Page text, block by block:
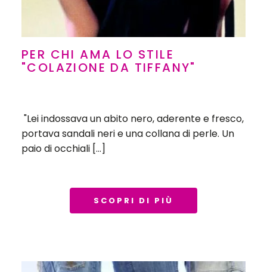
PER CHI AMA LO STILE
"COLAZIONE DA TIFFANY"
"Lei indossava un abito nero, aderente e fresco,
portava sandali neri e una collana di perle. Un
paio di occhiali […]
SCOPRI DI PIÙ